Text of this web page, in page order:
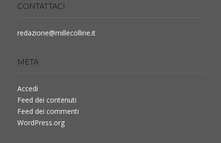
CONTATTACI
redazione@millecolline.it
META
Accedi
Feed dei contenuti
Feed dei commenti
WordPress.org